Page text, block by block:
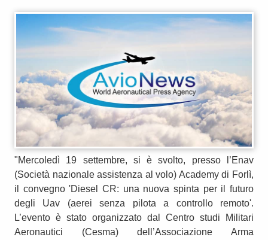
"Mercoledì 19 settembre, si è svolto, presso l’Enav
(Società nazionale assistenza al volo) Academy di Forlì,
il convegno 'Diesel CR: una nuova spinta per il futuro
degli Uav (aerei senza pilota a controllo remoto'.
L’evento è stato organizzato dal Centro studi Militari
Aeronautici (Cesma) dell’Associazione Arma